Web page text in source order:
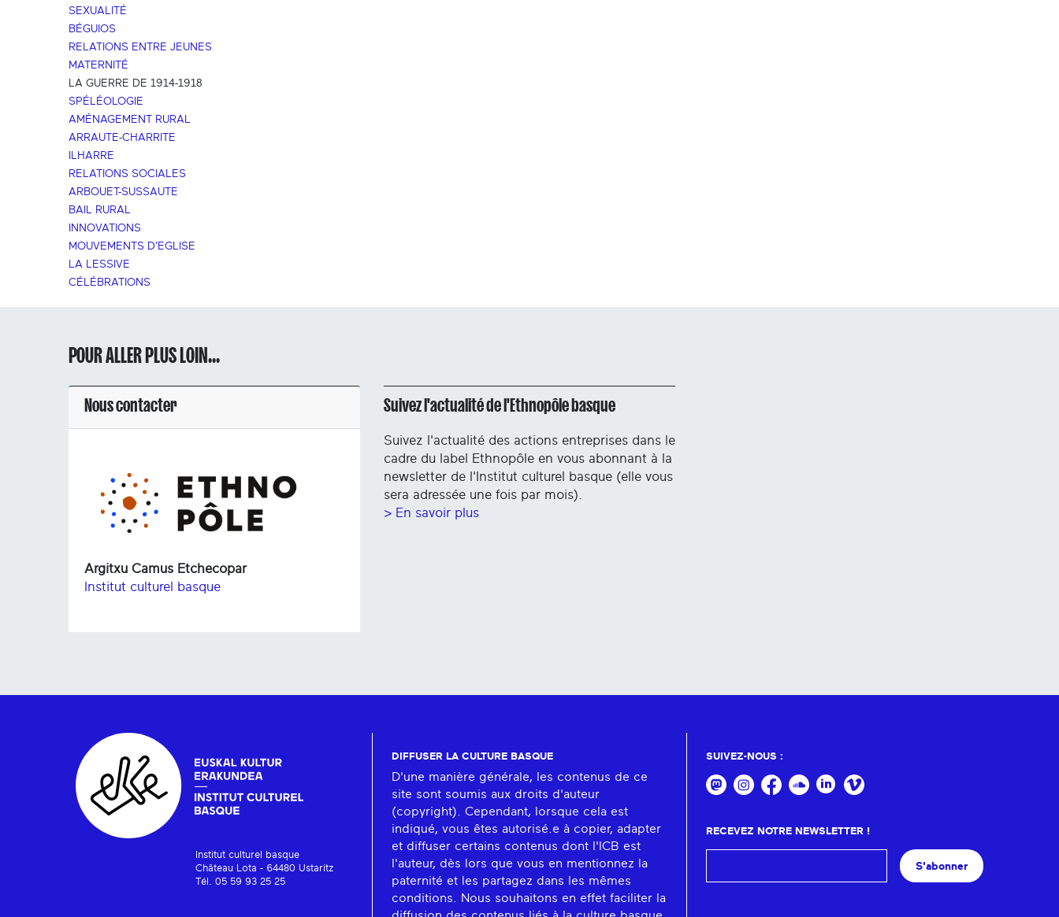
SEXUALITÉ
BÉGUIOS
RELATIONS ENTRE JEUNES
MATERNITÉ
LA GUERRE DE 1914-1918
SPÉLÉOLOGIE
AMÉNAGEMENT RURAL
ARRAUTE-CHARRITE
ILHARRE
RELATIONS SOCIALES
ARBOUET-SUSSAUTE
BAIL RURAL
INNOVATIONS
MOUVEMENTS D'EGLISE
LA LESSIVE
CÉLÉBRATIONS
POUR ALLER PLUS LOIN...
Nous contacter
Argitxu Camus Etchecopar
Institut culturel basque
Suivez l'actualité de l'Ethnopôle basque
Suivez l'actualité des actions entreprises dans le
cadre du label Ethnopôle en vous abonnant à la
newsletter de l'Institut culturel basque (elle vous
sera adressée une fois par mois).
> En savoir plus
Institut culturel basque
Château Lota - 64480 Ustaritz
Tél. 05 59 93 25 25
DIFFUSER LA CULTURE BASQUE
D'une manière générale, les contenus de ce
site sont soumis aux droits d'auteur
(copyright). Cependant, lorsque cela est
indiqué, vous êtes autorisé.e à copier, adapter
et diffuser certains contenus dont l'ICB est
l'auteur, dès lors que vous en mentionnez la
paternité et les partagez dans les mêmes
conditions. Nous souhaitons en effet faciliter la
SUIVEZ-NOUS :
RECEVEZ NOTRE NEWSLETTER !
S'abonner